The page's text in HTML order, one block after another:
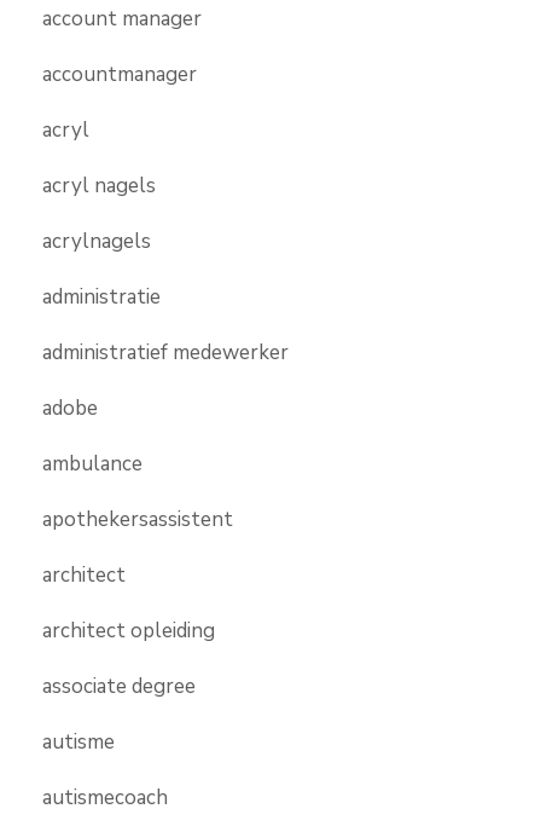
account manager
accountmanager
acryl
acryl nagels
acrylnagels
administratie
administratief medewerker
adobe
ambulance
apothekersassistent
architect
architect opleiding
associate degree
autisme
autismecoach